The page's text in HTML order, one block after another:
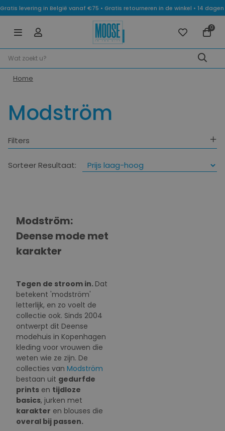
Gratis levering in België vanaf €75 • Gratis retourneren in de winkel • 14
0
Home
Modström
Filters
Categorie
Kleuren
Sorteer Resultaat:
Modström:
Deense mode met
karakter
Tegen de stroom in. Dat
betekent 'modström'
letterlijk, en zo voelt de
collectie ook. Sinds 2004
ontwerpt dit Deense
modehuis in Kopenhagen
kleding voor vrouwen die
weten wie ze zijn. De
collecties van Modström
bestaan uit gedurfde
prints en tijdloze
basics, jurken met
karakter en blouses die
overal bij passen.